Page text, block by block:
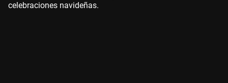
celebraciones navideñas.